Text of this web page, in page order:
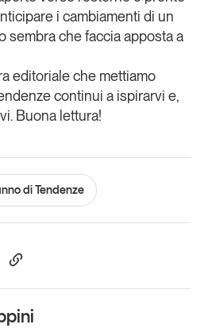
di GS1 Italy che racconta in
e le sfide del largo
a professionisti e
GS1 Italy
Tendenze
i cambiamenti di un
sembra che faccia apposta a
editoriale che mettiamo
continui a ispirarvi e,
Buona lettura!
di Tendenze